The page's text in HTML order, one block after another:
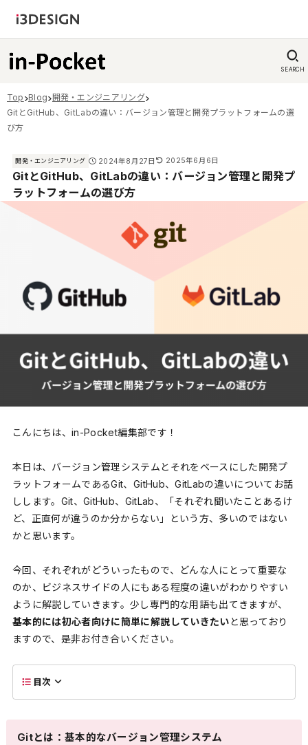
SEARCH
Top Blog
開発・エンジニアリング
GitとGitHub、GitLabの違い：バージョン管理と開発プラットフォームの選
び方
開発・エンジニアリング 2024年8月27日 2025年6月6日
GitとGitHub、GitLabの違い：バージョン管理と開発プ
ラットフォームの選び方
こんにちは、in-Pocket編集部です！
本日は、バージョン管理システムとそれをベースにした開発プ
ラットフォームであるGit、GitHub、GitLabの違いについてお話
しします。Git、GitHub、GitLab、「それぞれ聞いたことあるけ
ど、正直何が違うのか分からない」という方、多いのではない
かと思います。
今回、それぞれがどういったもので、どんな人にとって重要な
のか、ビジネスサイドの人にもある程度の違いがわかりやすい
ように解説していきます。少し専門的な用語も出てきますが、
基本的には初心者向けに簡単に解説していきたいと思っており
ますので、是非お付き合いください。
目次
Gitとは：基本的なバージョン管理システム